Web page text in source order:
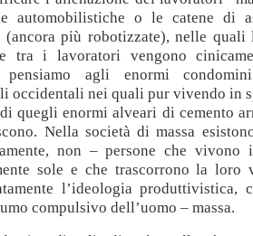
automobilistiche o le catene di
(ancora più robotizzate), nelle
tra i lavoratori vengono
pensiamo agli enormi
occidentali nei quali pur vivendo in
quegli enormi alveari di cemento
Nella società di massa
non – persone che vivono
sole e che trascorrono la loro
l’ideologia produttivistica,
compulsivo dell’uomo – massa.